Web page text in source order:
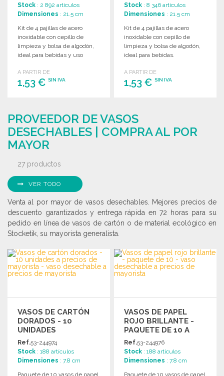
Stock : 2 892 artículos
Dimensiones : 21.5 cm
Kit de 4 pajillas de acero
inoxidable con cepillo de
limpieza y bolsa de algodón,
ideal para bebidas y uso
A PARTIR DE
1,53 € SIN IVA
Solicitar un presupuesto
Stock : 8 346 artículos
Dimensiones : 21.5 cm
Kit de 4 pajillas de acero
inoxidable con cepillo de
limpieza y bolsa de algodón,
ideal para bebidas.
A PARTIR DE
1,53 €SIN IVA
Solicitar un presupuesto
PROVEEDOR DE VASOS
DESECHABLES | COMPRA AL POR
MAYOR
27 productos
VER TODO
Venta al por mayor de vasos desechables. Mejores precios de
descuento garantizados y entrega rápida en 72 horas para su
pedido en línea de vasos de cartón o de material ecológico en
Stocketik, su mayorista generalista.
VASOS DE CARTÓN
DORADOS - 10
UNIDADES
Ref.53-244974
Stock : 188 artículos
Dimensiones : 7.8 cm
Paquete de 10 vasos de papel
VASOS DE PAPEL
ROJO BRILLANTE -
PAQUETE DE 10 A
PRECIOS DE
MAYORISTA
Ref.53-244976
Stock : 188 artículos
Dimensiones : 7.8 cm
Paquete de 10 vasos de papel